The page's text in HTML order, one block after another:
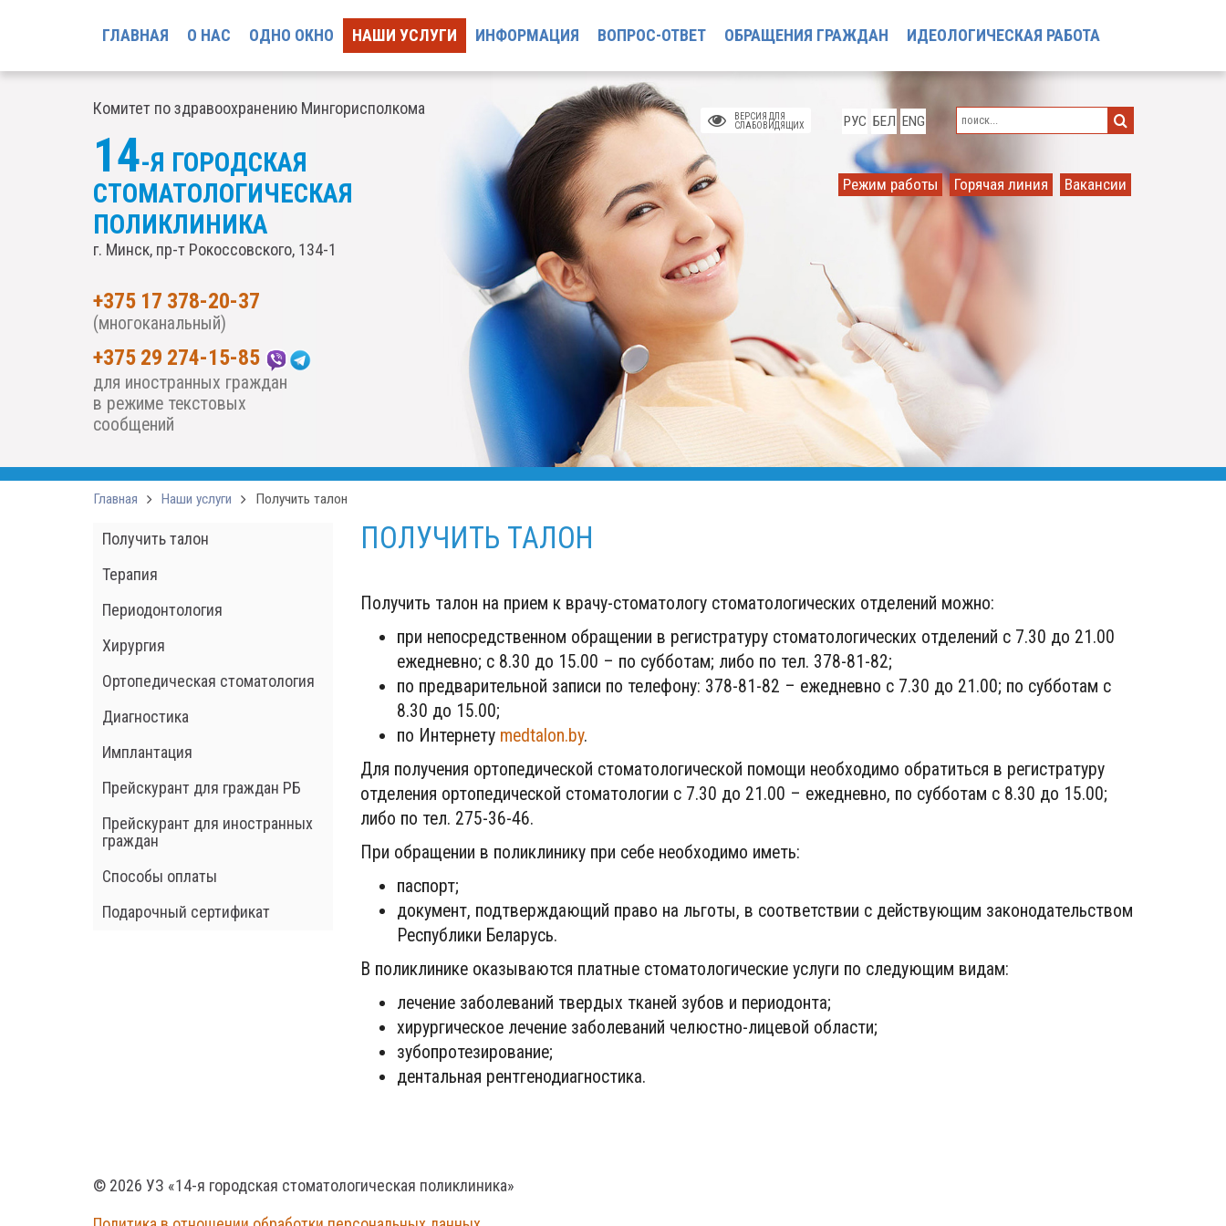
ГЛАВНАЯ О НАС ОДНО ОКНО НАШИ УСЛУГИ ИНФОРМАЦИЯ ВОПРОС-ОТВЕТ ОБРАЩЕНИЯ ГРАЖДАН ИДЕОЛОГИЧЕСКАЯ РАБОТА
Комитет по здравоохранению Мингорисполкома
14-Я ГОРОДСКАЯ
СТОМАТОЛОГИЧЕСКАЯ
ПОЛИКЛИНИКА
г. Минск, пр-т Рокоссовского, 134-1
+375 17 378-20-37
(многоканальный)
+375 29 274-15-85
для иностранных граждан
в режиме текстовых
сообщений
ВЕРСИЯ ДЛЯ
СЛАБОВИДЯЩИХ
РУС БЕЛ ENG
Режим работы Горячая линия Вакансии
Главная Наши услуги Получить талон
ПОЛУЧИТЬ ТАЛОН
Получить талон на прием к врачу-стоматологу стоматологических отделений можно:
при непосредственном обращении в регистратуру стоматологических отделений с 7.30 до 21.00
ежедневно; с 8.30 до 15.00 – по субботам; либо по тел. 378-81-82;
по предварительной записи по телефону: 378-81-82 – ежедневно с 7.30 до 21.00; по субботам с
8.30 до 15.00;
по Интернету medtalon.by.
Для получения ортопедической стоматологической помощи необходимо обратиться в регистратуру
отделения ортопедической стоматологии с 7.30 до 21.00 – ежедневно, по субботам с 8.30 до 15.00;
либо по тел. 275-36-46.
При обращении в поликлинику при себе необходимо иметь:
паспорт;
документ, подтверждающий право на льготы, в соответствии с действующим законодательством
Республики Беларусь.
В поликлинике оказываются платные стоматологические услуги по следующим видам:
лечение заболеваний твердых тканей зубов и периодонта;
хирургическое лечение заболеваний челюстно-лицевой области;
зубопротезирование;
дентальная рентгенодиагностика.
Получить талон
Терапия
Периодонтология
Хирургия
Ортопедическая стоматология
Диагностика
Имплантация
Прейскурант для граждан РБ
Прейскурант для иностранных
граждан
Способы оплаты
Подарочный сертификат
© 2026 УЗ «14-я городская стоматологическая поликлиника»